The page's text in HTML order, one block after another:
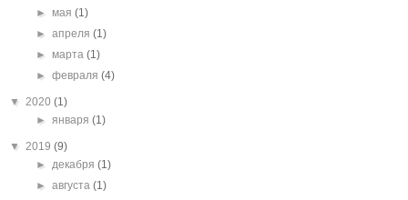
► мая(1)
►апреля(1)
► марта(1)
►февраля(4)
▼ 2020 (1)
►января(1)
▼ 2019 (9)
►декабря(1)
►августа(1)